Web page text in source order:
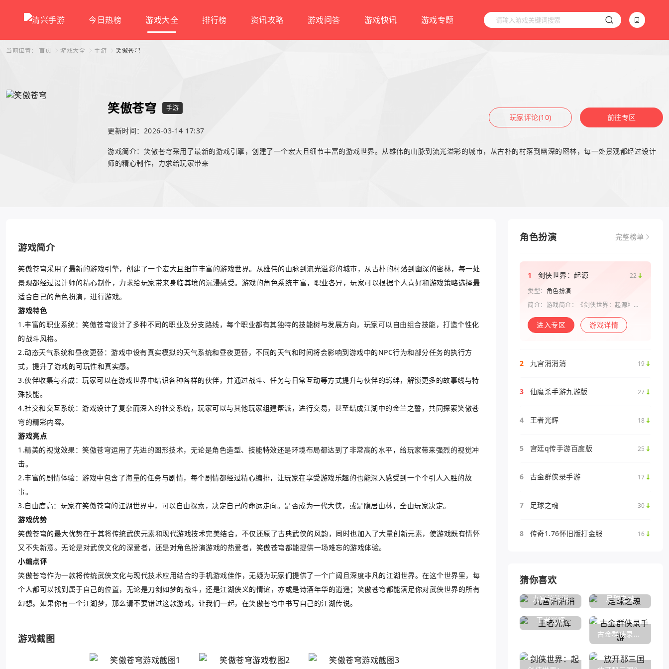
今日热榜 游戏大全 排行榜 资讯攻略 游戏问答 游戏快讯 游戏专题
当前位置： 首页 游戏大全 手游 笑傲苍穹
笑傲苍穹 手游
更新时间：2026-03-14 17:37
玩家评论(10) 前往专区
游戏简介：笑傲苍穹采用了最新的游戏引擎，创建了一个宏大且细节丰富的游戏世界。从雄伟的山脉到流光溢彩的城市，从古朴的村落到幽深的密林，每一处景观都经过设计
师的精心制作，力求给玩家带来
游戏简介
笑傲苍穹采用了最新的游戏引擎，创建了一个宏大且细节丰富的游戏世界。从雄伟的山脉到流光溢彩的城市，从古朴的村落到幽深的密林，每一处
景观都经过设计师的精心制作，力求给玩家带来身临其境的沉浸感受。游戏的角色系统丰富，职业各异，玩家可以根据个人喜好和游戏策略选择最
适合自己的角色扮演，进行游戏。
游戏特色
1.丰富的职业系统：笑傲苍穹设计了多种不同的职业及分支路线，每个职业都有其独特的技能树与发展方向，玩家可以自由组合技能，打造个性化
的战斗风格。
2.动态天气系统和昼夜更替：游戏中设有真实模拟的天气系统和昼夜更替，不同的天气和时间将会影响到游戏中的NPC行为和部分任务的执行方
式，提升了游戏的可玩性和真实感。
3.伙伴收集与养成：玩家可以在游戏世界中结识各种各样的伙伴，并通过战斗、任务与日常互动等方式提升与伙伴的羁绊，解锁更多的故事线与特
殊技能。
4.社交和交互系统：游戏设计了复杂而深入的社交系统，玩家可以与其他玩家组建帮派，进行交易，甚至结成江湖中的金兰之誓，共同探索笑傲苍
穹的精彩内容。
游戏亮点
1.精美的视觉效果：笑傲苍穹运用了先进的图形技术，无论是角色造型、技能特效还是环境布局都达到了非常高的水平，给玩家带来强烈的视觉冲
击。
2.丰富的剧情体验：游戏中包含了海量的任务与剧情，每个剧情都经过精心编排，让玩家在享受游戏乐趣的也能深入感受到一个个引人入胜的故
事。
3.自由度高：玩家在笑傲苍穹的江湖世界中，可以自由探索，决定自己的命运走向。是否成为一代大侠，或是隐居山林，全由玩家决定。
游戏优势
笑傲苍穹的最大优势在于其将传统武侠元素和现代游戏技术完美结合，不仅还原了古典武侠的风韵，同时也加入了大量创新元素，使游戏既有情怀
又不失新意。无论是对武侠文化的深爱者，还是对角色扮演游戏的热爱者，笑傲苍穹都能提供一场难忘的游戏体验。
小编点评
笑傲苍穹作为一款将传统武侠文化与现代技术应用结合的手机游戏佳作，无疑为玩家们提供了一个广阔且深度非凡的江湖世界。在这个世界里，每
个人都可以找到属于自己的位置，无论是刀剑如梦的战斗，还是江湖侠义的情谊，亦或是诗酒年华的逍遥；笑傲苍穹都能满足你对武侠世界的所有
幻想。如果你有一个江湖梦，那么请不要错过这款游戏，让我们一起，在笑傲苍穹中书写自己的江湖传说。
游戏截图
角色扮演 完整榜单
1 剑侠世界：起源
22
类型： 角色扮演
简介：游戏简介：《剑侠世界：起源》是
系列手游。复刻《剑侠世界》端游玩法和
画面，还原“剑侠情缘”端游时代的特色设
进入专区 游戏详情
2 九宫消消消 19
3 仙魔杀手游九游版 27
4 王者光辉 18
5 宫廷q传手游百度版 25
6 古金群侠录手游 17
7 足球之魂 30
8 传奇1.76怀旧版打金服 16
猜你喜欢
九宫消消消 足球之魂
王者光辉
古金群侠录手游